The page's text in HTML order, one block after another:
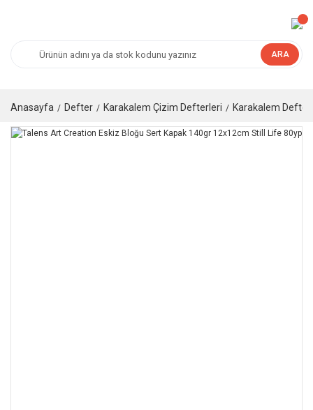
ARA
Anasayfa Defter Karakalem Çizim Defterleri Karakalem Defteri